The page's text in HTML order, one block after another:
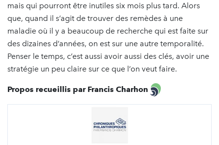
mais qui pourront être inutiles six mois plus tard. Alors
que, quand il s’agit de trouver des remèdes à une
maladie où il y a beaucoup de recherche qui est faite sur
des dizaines d’années, on est sur une autre temporalité.
Penser le temps, c’est aussi avoir aussi des clés, avoir une
stratégie un peu claire sur ce que l’on veut faire.
Propos recueillis par Francis Charhon